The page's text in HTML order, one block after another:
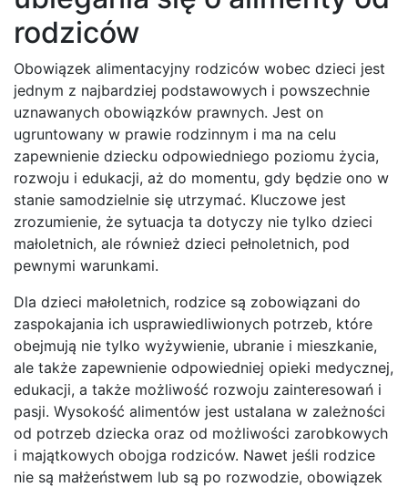
rodziców
Obowiązek alimentacyjny rodziców wobec dzieci jest
jednym z najbardziej podstawowych i powszechnie
uznawanych obowiązków prawnych. Jest on
ugruntowany w prawie rodzinnym i ma na celu
zapewnienie dziecku odpowiedniego poziomu życia,
rozwoju i edukacji, aż do momentu, gdy będzie ono w
stanie samodzielnie się utrzymać. Kluczowe jest
zrozumienie, że sytuacja ta dotyczy nie tylko dzieci
małoletnich, ale również dzieci pełnoletnich, pod
pewnymi warunkami.
Dla dzieci małoletnich, rodzice są zobowiązani do
zaspokajania ich usprawiedliwionych potrzeb, które
obejmują nie tylko wyżywienie, ubranie i mieszkanie,
ale także zapewnienie odpowiedniej opieki medycznej,
edukacji, a także możliwość rozwoju zainteresowań i
pasji. Wysokość alimentów jest ustalana w zależności
od potrzeb dziecka oraz od możliwości zarobkowych
i majątkowych obojga rodziców. Nawet jeśli rodzice
nie są małżeństwem lub są po rozwodzie, obowiązek